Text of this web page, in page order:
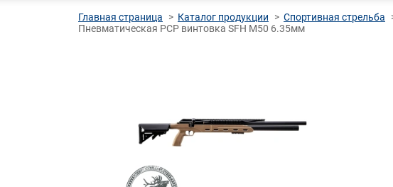
Главная страница Каталог продукции Спортивная стрельба
Пневматическая PCP винтовка SFH M50 6.35мм